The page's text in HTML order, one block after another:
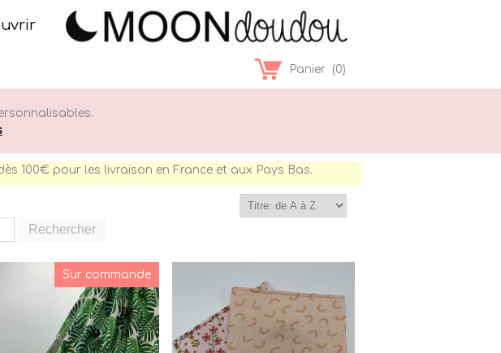
Panier (0)
100€ pour les livraison en France et aux Pays Bas.
Rechercher
Sur commande